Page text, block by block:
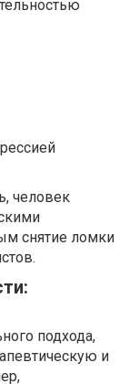
человек
снятие ломки
подхода,
и